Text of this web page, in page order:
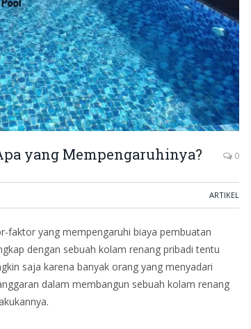
yang Mempengaruhinya? 0
ARTIKEL
faktor yang mempengaruhi biaya pembuatan
dengan sebuah kolam renang pribadi tentu
saja karena banyak orang yang menyadari
dalam membangun sebuah kolam renang